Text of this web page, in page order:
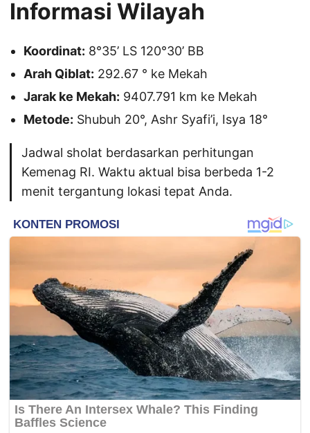
Informasi Wilayah
Koordinat: 8°35’ LS 120°30’ BB
Arah Qiblat: 292.67 ° ke Mekah
Jarak ke Mekah: 9407.791 km ke Mekah
Metode: Shubuh 20°, Ashr Syafi’i, Isya 18°
Jadwal sholat berdasarkan perhitungan
Kemenag RI. Waktu aktual bisa berbeda 1-2
menit tergantung lokasi tepat Anda.